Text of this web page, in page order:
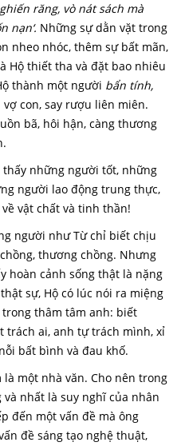
răng, vò nát sách mà
nạn‘. Những sự dằn vặt trong
nheo nhóc, thêm sự bất mãn,
Hộ thiết tha và đặt bao nhiêu
thành một người bẩn tính,
vợ con, say rượu liên miên.
bã, hôi hận, càng thương
thấy những người tốt, những
người lao động trung thực,
vật chất và tinh thần!
người như Từ chỉ biết chịu
thương chồng. Nhưng
hoàn cảnh sống thật là nặng
sự, Hộ có lúc nói ra miệng
thâm tâm anh: biết
trách ai, anh tự trách mình, xỉ
bất bình và đau khố.
một nhà văn. Cho nên trong
nhất là suy nghĩ của nhân
đến một vấn đề mà ông
đề sáng tạo nghệ thuật,